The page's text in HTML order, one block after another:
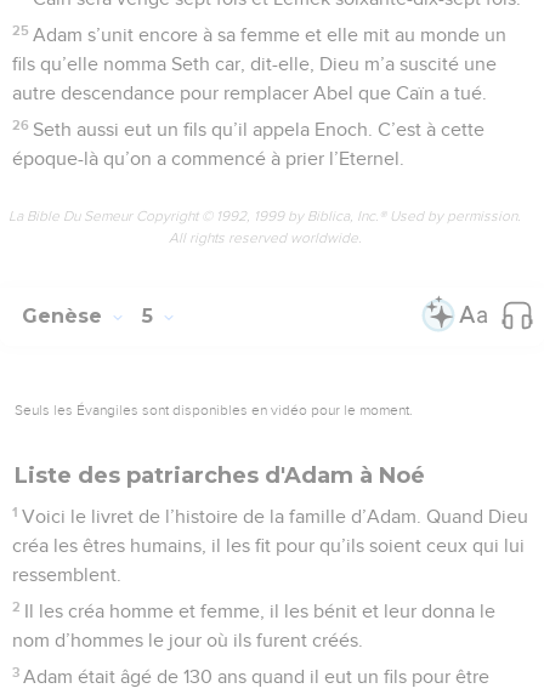
25 Adam s’unit encore à sa femme et elle mit au monde un
fils qu’elle nomma Seth car, dit-elle, Dieu m’a suscité une
autre descendance pour remplacer Abel que Caïn a tué.
26 Seth aussi eut un fils qu’il appela Enoch. C’est à cette
époque-là qu’on a commencé à prier l’Eternel.
La Bible Du Semeur Copyright © 1992, 1999 by Biblica, Inc.® Used by permission.
All rights reserved worldwide.
Genèse 5
Seuls les Évangiles sont disponibles en vidéo pour le moment.
Liste des patriarches d'Adam à Noé
1 Voici le livret de l’histoire de la famille d’Adam. Quand Dieu
créa les êtres humains, il les fit pour qu’ils soient ceux qui lui
ressemblent.
2 Il les créa homme et femme, il les bénit et leur donna le
nom d’hommes le jour où ils furent créés.
3 Adam était âgé de 130 ans quand il eut un fils pour être